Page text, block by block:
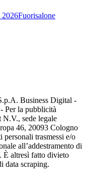
2026Fuorisalone
Business Digital -
Per la pubblicità
sede legale
46, 20093 Cologno
personali trasmessi e/o
all’addestramento di
È altresì fatto divieto
data scraping.